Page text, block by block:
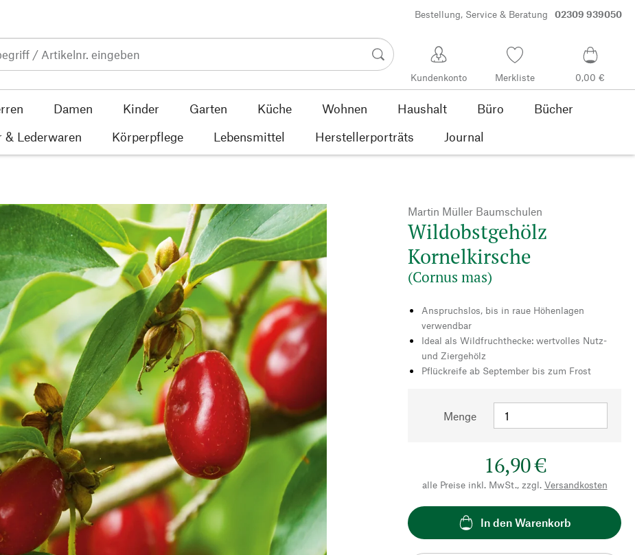
Bestellung, Service & Beratung 02309 939050
Kundenkonto Merkliste 0,00 €
Damen Kinder Garten Küche Wohnen Haushalt Büro
Bücher
& Lederwaren Körperpflege Lebensmittel Herstellerporträts Journal
Martin Müller Baumschulen
Wildobstgehölz
Kornelkirsche
(Cornus mas)
Anspruchslos, bis in raue Höhenlagen
verwendbar
Ideal als Wildfruchthecke: wertvolles Nutz-
und Ziergehölz
Pflückreife ab September bis zum Frost
Menge
16,90 €
alle Preise inkl. MwSt., zzgl. Versandkosten
In den Warenkorb